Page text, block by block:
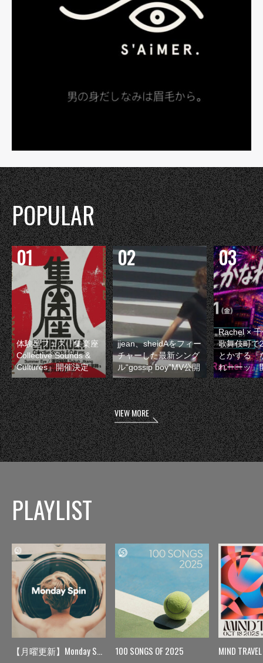
POPULAR
体験型フェス『集楽座
Collective Sounds &
Cultures』開催決定
jjean、sheidAをフィー
チャーした最新シング
ル“gossip boy”MV公開
Rachel ×
歌舞伎町で
とかする『
れーーッ』
VIEW MORE
PLAYLIST
【月曜更新】Monday Spin 100 SONGS OF 2025 MIND TRAVEL